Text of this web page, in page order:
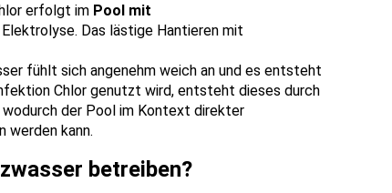
erfolgt im Pool mit
Das lästige Hantieren mit
fühlt sich angenehm weich an und es entsteht
Chlor genutzt wird, entsteht dieses durch
der Pool im Kontext direkter
werden kann.
betreiben?